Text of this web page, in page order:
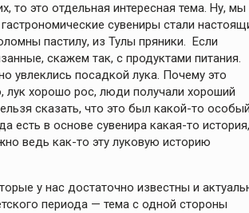
то это отдельная интересная тема. Ну, мы
сувениры стали
пастилу, из Тулы пряники. Если
скажем так, с продуктами питания.
увлеклись посадкой лука. Почему это
лук хорошо рос, люди получали хороший
сказать, что это был какой-то особый
есть в основе сувенира какая-то история,
ведь как-то эту луковую историю
у нас достаточно известны и
периода — тема с одной стороны